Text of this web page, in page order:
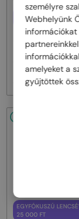
EGYFÓKUSZÚ
25 000 FT
— Optikai
ML5081 - 001 - 56
48 000 Ft
EGYFÓKUSZÚ
25 000 FT
személyre
Webhelyünk
információkat
amelyeket a
gyűjtöttek